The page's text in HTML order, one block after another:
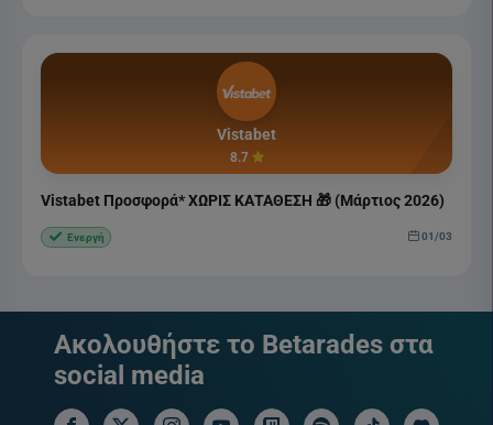
Vistabet
8.7
Vistabet Προσφορά* ΧΩΡΙΣ ΚΑΤΑΘΕΣΗ 🎁 (Μάρτιος 2026)
Ενεργή 01/03
Ακολουθήστε το Betarades στα
social media
facebook social link
x social linkinstagram social link
youtube social link
twitch social link
spotify social link
tiktok social link
discord